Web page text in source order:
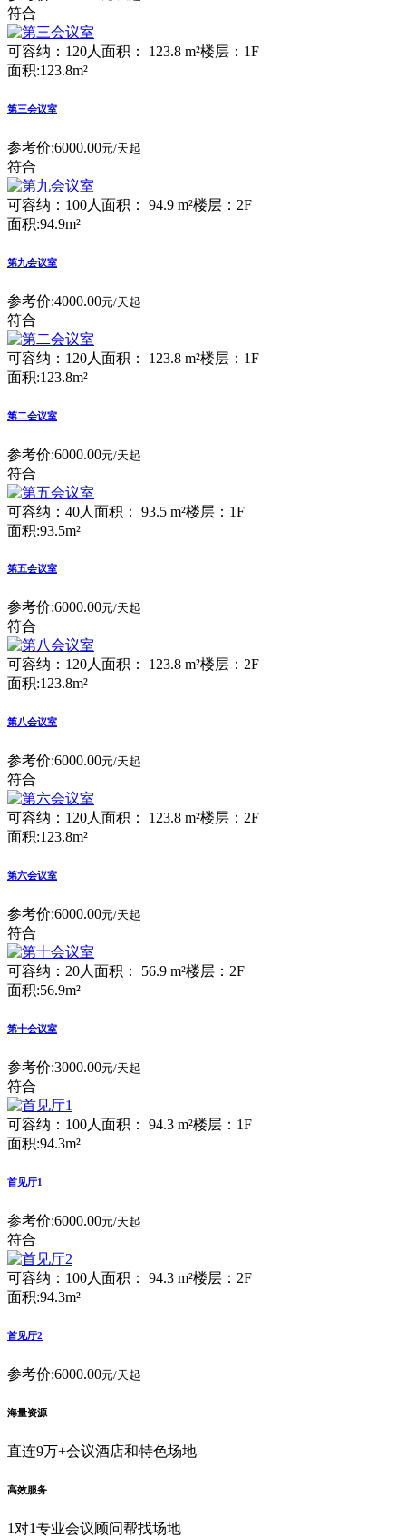
符合
可容纳：120人 面积： 123.8 m²楼层：1F
面积:123.8m²
第三会议室
参考价:6000.00元/天起
符合
可容纳：100人 面积： 94.9 m²楼层：2F
面积:94.9m²
第九会议室
参考价:4000.00元/天起
符合
可容纳：120人 面积： 123.8 m²楼层：1F
面积:123.8m²
第二会议室
参考价:6000.00元/天起
符合
可容纳：40人 面积： 93.5 m²楼层：1F
面积:93.5m²
第五会议室
参考价:6000.00元/天起
符合
可容纳：120人面积： 123.8 m²楼层：2F
面积:123.8m²
第八会议室
参考价:6000.00元/天起
符合
可容纳：120人 面积： 123.8 m²楼层：2F
面积:123.8m²
第六会议室
参考价:6000.00元/天起
符合
可容纳：20人 面积： 56.9 m²楼层：2F
面积:56.9m²
第十会议室
参考价:3000.00元/天起
符合
可容纳：100人 面积： 94.3 m²楼层：1F
面积:94.3m²
首见厅1
参考价:6000.00元/天起
符合
可容纳：100人 面积： 94.3 m²楼层：2F
面积:94.3m²
首见厅2
参考价:6000.00元/天起
海量资源
直连9万+会议酒店和特色场地
高效服务
1对1专业会议顾问帮找场地